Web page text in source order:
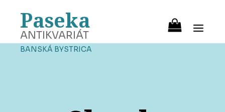
Paseka
ANTIKVARIÁT
BANSKÁ BYSTRICA